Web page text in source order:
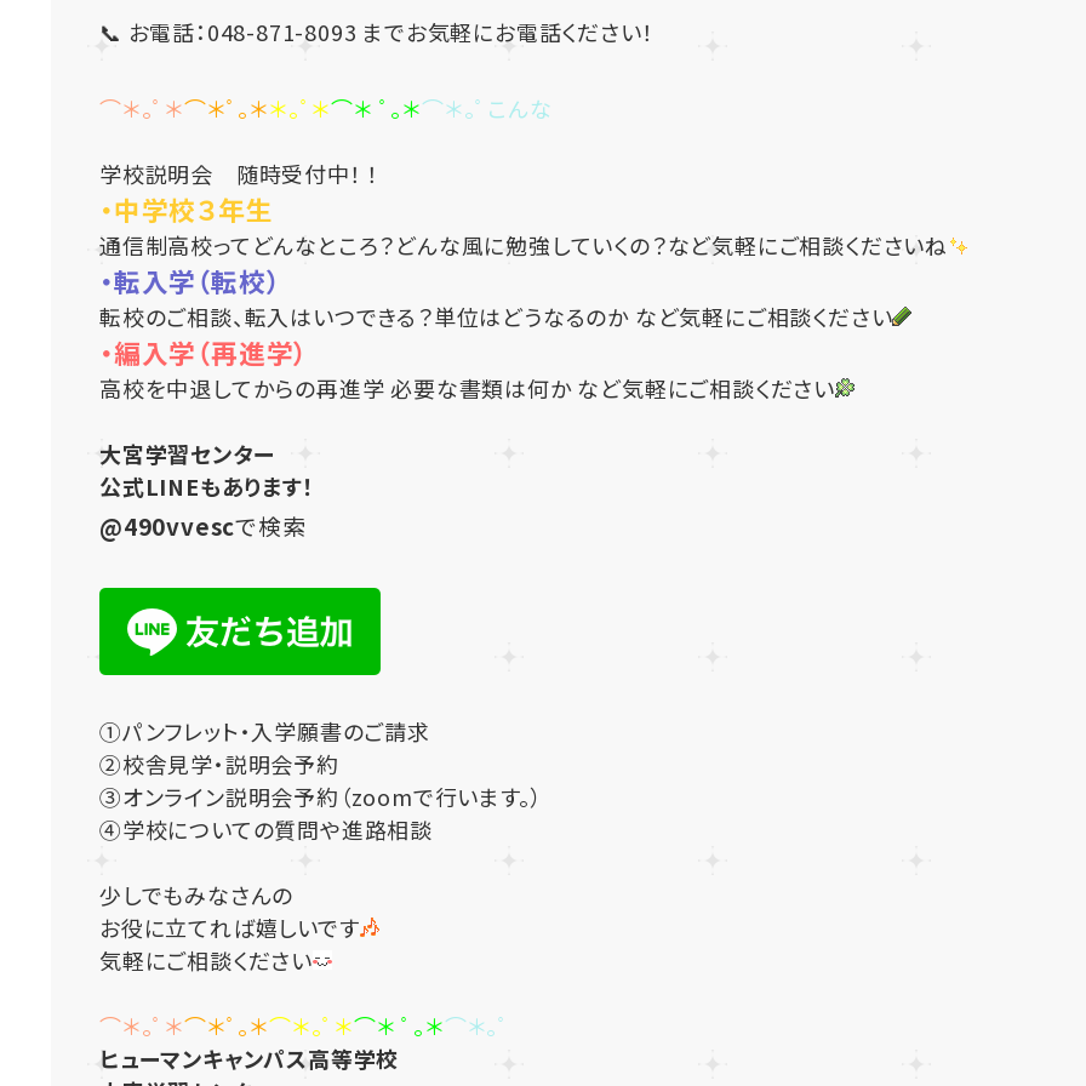
📞 お電話：048-871-8093 までお気軽にお電話ください！
⌒＊｡ﾟ＊⌒＊ﾟ｡＊＊｡ﾟ＊⌒＊ ﾟ｡＊⌒＊｡ﾟこんな
学校説明会 随時受付中！ ！
・中学校３年生
通信制高校ってどんなところ？どんな風に勉強していくの？など気軽にご相談くださいね
・転入学（転校）
転校のご相談、転入はいつできる？単位はどうなるのか など気軽にご相談ください
・編入学（再進学）
高校を中退してからの再進学 必要な書類は何か など気軽にご相談ください
大宮学習センター
公式LINEもあります！
@490vvescで検索
①パンフレット・入学願書のご請求
②校舎見学・説明会予約
③オンライン説明会予約（zoomで行います。）
④学校についての質問や進路相談
少しでもみなさんの
お役に立てれば嬉しいです
気軽にご相談ください
⌒＊｡ﾟ＊⌒＊ﾟ｡＊⌒＊｡ﾟ＊⌒＊ ﾟ｡＊⌒＊｡ﾟ
ヒューマンキャンパス高等学校